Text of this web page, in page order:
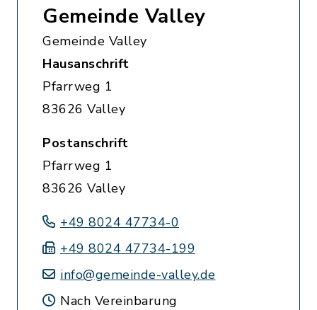
Gemeinde Valley
Gemeinde Valley
Hausanschrift
Pfarrweg 1
83626 Valley
Postanschrift
Pfarrweg 1
83626 Valley
+49 8024 47734-0
+49 8024 47734-199
info@gemeinde-valley.de
Nach Vereinbarung